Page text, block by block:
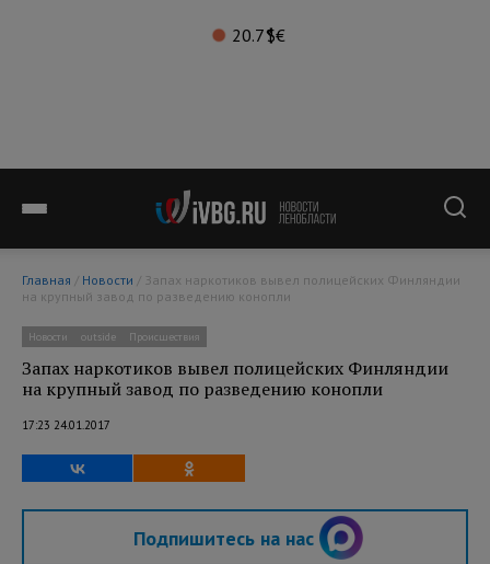
20.7°$€
Главная / Новости
на крупный завод по разведению конопли
Новости outside Происшествия
Запах наркотиков вывел полицейских Финляндии
на крупный завод по разведению конопли
17:23 24.01.2017
Подпишитесь на нас